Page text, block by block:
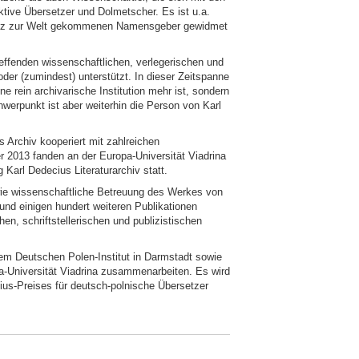
Übersetzer und Dolmetscher. Es ist u.a.
zur Welt gekommenen Namensgeber gewidmet
wissenschaftlichen, verlegerischen und
(zumindest) unterstützt. In dieser Zeitspanne
rein archivarische Institution mehr ist, sondern
ist aber weiterhin die Person von Karl
Archiv kooperiert mit zahlreichen
fanden an der Europa-Universität Viadrina
Karl Dedecius Literaturarchiv statt.
wissenschaftliche Betreuung des Werkes von
einigen hundert weiteren Publikationen
schriftstellerischen und publizistischen
Deutschen Polen-Institut in Darmstadt sowie
Viadrina zusammenarbeiten. Es wird
Preises für deutsch-polnische Übersetzer